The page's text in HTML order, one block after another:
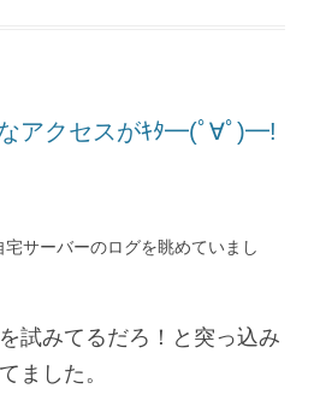
アクセスがｷﾀ━(ﾟ∀ﾟ)━!
サーバーのログを眺めていまし
試みてるだろ！と突っ込み
ました。